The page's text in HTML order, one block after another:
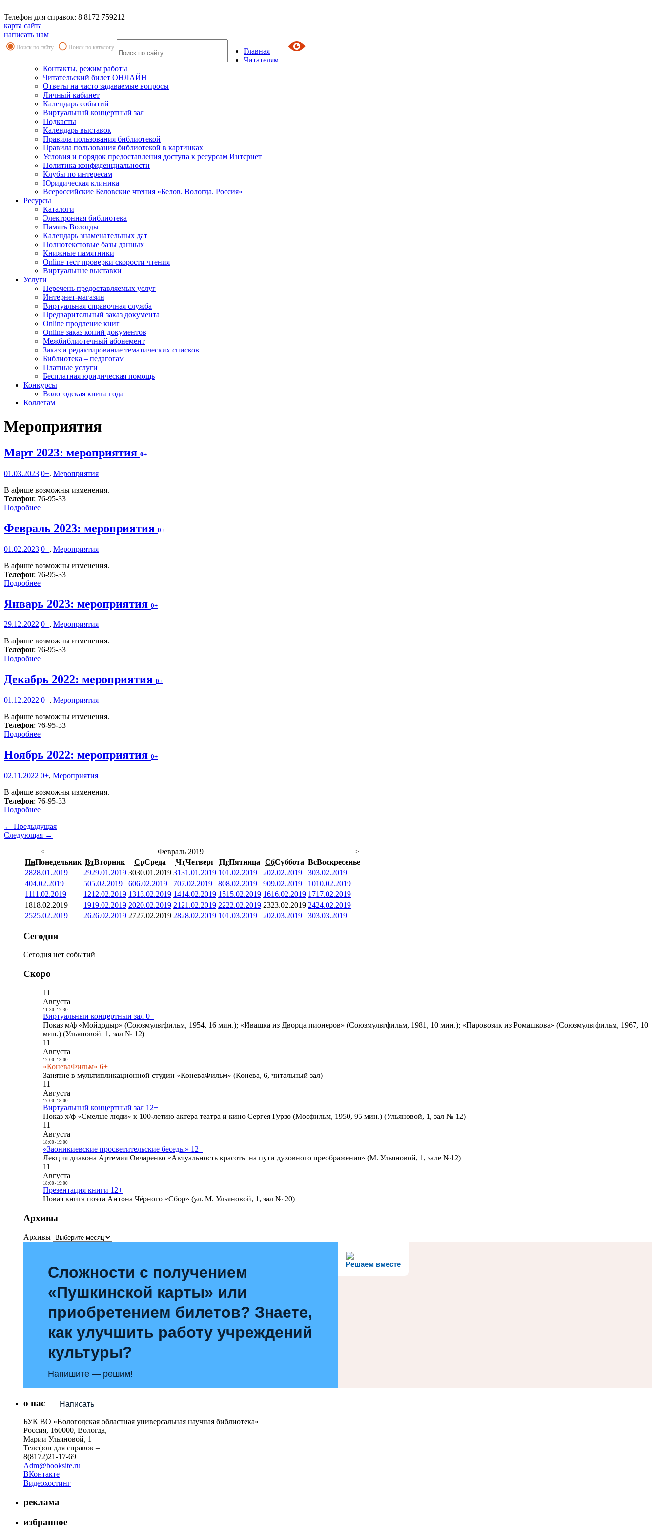
Телефон для справок: 8 8172 759212
карта сайта
написать нам
Поиск по сайту Поиск по каталогу
Главная
Читателям
Контакты, режим работы
Читательский билет ОНЛАЙН
Ответы на часто задаваемые вопросы
Личный кабинет
Календарь событий
Виртуальный концертный зал
Подкасты
Календарь выставок
Правила пользования библиотекой
Правила пользования библиотекой в картинках
Условия и порядок предоставления доступа к ресурсам Интернет
Политика конфиденциальности
Клубы по интересам
Юридическая клиника
Всероссийские Беловские чтения «Белов. Вологда. Россия»
Ресурсы
Каталоги
Электронная библиотека
Память Вологды
Календарь знаменательных дат
Полнотекстовые базы данных
Книжные памятники
Online тест проверки скорости чтения
Виртуальные выставки
Услуги
Перечень предоставляемых услуг
Интернет-магазин
Виртуальная справочная служба
Предварительный заказ документа
Online продление книг
Online заказ копий документов
Межбиблиотечный абонемент
Заказ и редактирование тематических списков
Библиотека – педагогам
Платные услуги
Бесплатная юридическая помощь
Конкурсы
Вологодская книга года
Коллегам
Мероприятия
Март 2023: мероприятия 0+
01.03.2023 0+, Мероприятия
В афише возможны изменения.
Телефон: 76-95-33
Подробнее
Февраль 2023: мероприятия 0+
01.02.2023 0+, Мероприятия
В афише возможны изменения.
Телефон: 76-95-33
Подробнее
Январь 2023: мероприятия 0+
29.12.2022 0+, Мероприятия
В афише возможны изменения.
Телефон: 76-95-33
Подробнее
Декабрь 2022: мероприятия 0+
01.12.2022 0+, Мероприятия
В афише возможны изменения.
Телефон: 76-95-33
Подробнее
Ноябрь 2022: мероприятия 0+
02.11.2022 0+, Мероприятия
В афише возможны изменения.
Телефон: 76-95-33
Подробнее
← Предыдущая
Следующая →
<
Февраль 2019
>
ПнПонедельник ВтВторник СрСреда ЧтЧетверг ПтПятница СбСуббота ВсВоскресенье
2828.01.2019 2929.01.2019 3030.01.2019 3131.01.2019 101.02.2019 202.02.2019 303.02.2019
404.02.2019 505.02.2019 606.02.2019 707.02.2019 808.02.2019 909.02.2019 1010.02.2019
1111.02.2019 1212.02.2019 1313.02.2019 1414.02.2019 1515.02.2019 1616.02.2019 1717.02.2019
1818.02.2019 1919.02.2019 2020.02.2019 21 21.02.2019 2222.02.2019 2323.02.2019 2424.02.2019
2525.02.2019 2626.02.2019 2727.02.2019 2828.02.2019 101.03.2019 202.03.2019 303.03.2019
Сегодня
Сегодня нет событий
Скоро
11
Августа
11:30- 12:30
Виртуальный концертный зал 0+
Показ м/ф «Мойдодыр» (Союзмультфильм, 1954, 16 мин.); «Ивашка из Дворца пионеров» (Союзмультфильм, 1981, 10 мин.); «Паровозик из Ромашкова» (Союзмультфильм, 1967, 10
мин.) (Ульяновой, 1, зал № 12)
11
Августа
12:00- 13:00
«КоневаФильм» 6+
Занятие в мультипликационной студии «КоневаФильм» (Конева, 6, читальный зал)
11
Августа
17:00- 18:00
Виртуальный концертный зал 12+
Показ х/ф «Смелые люди» к 100-летию актера театра и кино Сергея Гурзо (Мосфильм, 1950, 95 мин.) (Ульяновой, 1, зал № 12)
11
Августа
18:00- 19:00
«Заоникиевские просветительские беседы» 12+
Лекция диакона Артемия Овчаренко «Актуальность красоты на пути духовного преображения» (М. Ульяновой, 1, зале №12)
11
Августа
18:00- 19:00
Презентация книги 12+
Новая книга поэта Антона Чёрного «Сбор» (ул. М. Ульяновой, 1, зал № 20)
Архивы
Архивы
Решаем вместе
Сложности с получением
«Пушкинской карты» или
приобретением билетов? Знаете,
как улучшить работу учреждений
культуры?
Напишите — решим!
Написать
о нас
БУК ВО «Вологодская областная универсальная научная библиотека»
Россия, 160000, Вологда,
Марии Ульяновой, 1
Телефон для справок –
8(8172)21-17-69
Adm@booksite.ru
ВКонтакте
Видеохостинг
реклама
избранное